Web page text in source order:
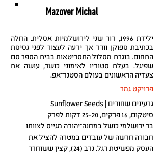
Mazover Michal
ילידת 1996, דור שני לירושלמיות אסלית. החלה
בכתיבת ספוקן וורד אך ידעה לעצור לפני גסיסת
התחום. בוגרת מסלול התסריטאות בבית הספר סם
שפיגל. בעלת סטודיו לאימוני כושר, עושה את
צעדיה הראשונים בעולם הסטנד־אפ.
פרויקט גמר
גרעינים שחורים | Sunflower Seeds
סיטקום, 16 פרקים, 20–25 דקות לפרק
בר ירושלמי כושל במחנה־יהודה מגייס לצוותו
חבורה חדשה של עובדים במטרה להציל את
העסק מפשיטת רגל. נדב (24), קצין ששוחרר